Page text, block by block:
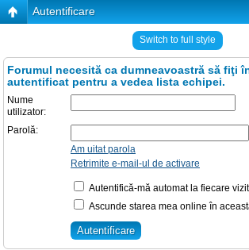
Autentificare
Switch to full style
Forumul necesită ca dumneavoastră să fiţi
autentificat pentru a vedea lista echipei.
Nume
utilizator:
Parolă:
Am uitat parola
Retrimite e-mail-ul de activare
Autentifică-mă automat la fiecare
Ascunde starea mea online în